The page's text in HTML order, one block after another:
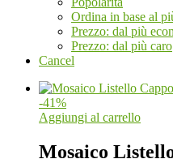
Ordina in base al
Prezzo: dal più
Prezzo: dal più caro
Cancel
-41%
Aggiungi al carrello
Mosaico